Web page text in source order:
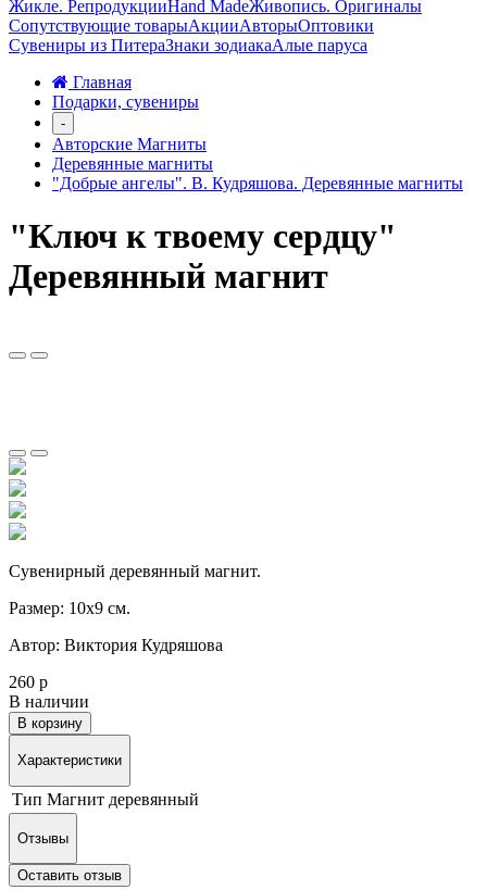
Жикле. РепродукцииHand MadeЖивопись. Оригиналы
Сопутствующие товарыАкцииАвторыОптовики
Сувениры из ПитераЗнаки зодиакаАлые паруса
Главная
Подарки, сувениры
-
Авторские Магниты
Деревянные магниты
"Добрые ангелы". В. Кудряшова. Деревянные магниты
"Ключ к твоему сердцу"
Деревянный магнит
Сувенирный деревянный магнит.
Размер: 10х9 см.
Автор: Виктория Кудряшова
260 р
В наличии
В корзину
Характеристики
Тип Магнит деревянный
Отзывы
Оставить отзыв